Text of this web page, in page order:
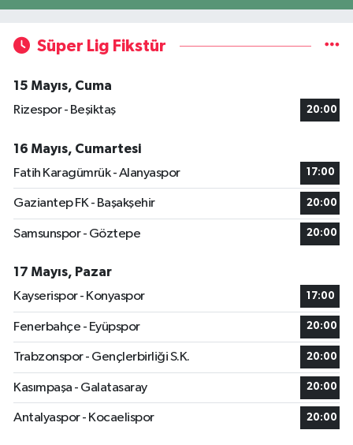
Süper Lig Fikstür
15 Mayıs, Cuma
Rizespor - Beşiktaş
20:00
16 Mayıs, Cumartesi
Fatih Karagümrük - Alanyaspor
17:00
Gaziantep FK - Başakşehir 20:00
Samsunspor - Göztepe 20:00
17 Mayıs, Pazar
Kayserispor - Konyaspor
17:00
Fenerbahçe - Eyüpspor 20:00
Trabzonspor - Gençlerbirliği S.K. 20:00
Kasımpaşa - Galatasaray 20:00
Antalyaspor - Kocaelispor 20:00